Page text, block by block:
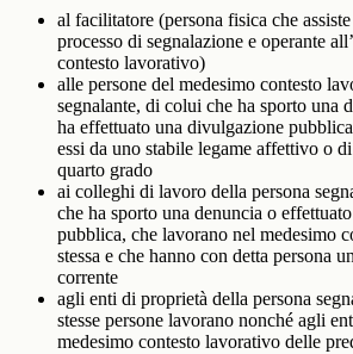
al facilitatore (persona fisica che
processo di segnalazione e operante
contesto lavorativo)
alle persone del medesimo contesto
segnalante, di colui che ha sporto una
ha effettuato una divulgazione
essi da uno stabile legame affettivo o
quarto grado
ai colleghi di lavoro della persona
che ha sporto una denuncia o
pubblica, che lavorano nel medesimo
stessa e che hanno con detta persona
corrente
agli enti di proprietà della persona
stesse persone lavorano nonché agli
medesimo contesto lavorativo delle